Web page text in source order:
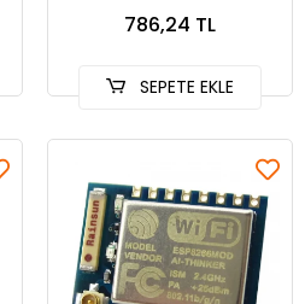
786,24 TL
SEPETE EKLE